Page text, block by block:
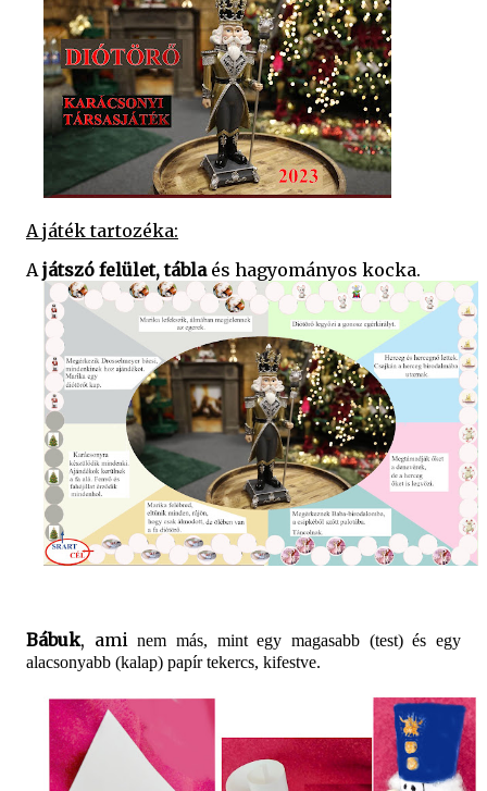
A játék tartozéka:
Ajátszó felület, táblaés hagyományos kocka.
Bábuk, ami
nem más, mint egy magasabb (test) és egy
alacsonyabb (kalap) papír tekercs, kifestve.